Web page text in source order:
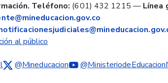
Teléfono: (601) 432 1215 — Línea
al público
@Mineducacion